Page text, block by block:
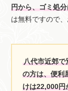
円から、ゴミ処
は無料ですので
八代市近郊で
の方は、便利
けは22,000円